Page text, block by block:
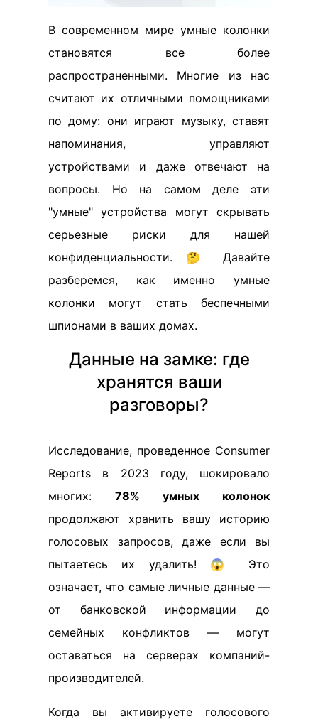
В современном мире умные колонки
становятся все более
распространенными. Многие из нас
считают их отличными помощниками
по дому: они играют музыку, ставят
напоминания, управляют
устройствами и даже отвечают на
вопросы. Но на самом деле эти
"умные" устройства могут скрывать
серьезные риски для нашей
конфиденциальности. 🤔 Давайте
разберемся, как именно умные
колонки могут стать беспечными
шпионами в ваших домах.
Данные на замке: где
хранятся ваши
разговоры?
Исследование, проведенное Consumer
Reports в 2023 году, шокировало
многих: 78% умных колонок
продолжают хранить вашу историю
голосовых запросов, даже если вы
пытаетесь их удалить! 😱 Это
означает, что самые личные данные —
от банковской информации до
семейных конфликтов — могут
оставаться на серверах компаний-
производителей.
Когда вы активируете голосового